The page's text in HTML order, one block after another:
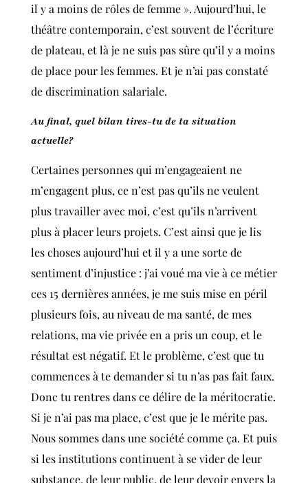
il y a moins de rôles de femme ». Aujourd’hui, le
théâtre contemporain, c’est souvent de l’écriture
de plateau, et là je ne suis pas sûre qu’il y a moins
de place pour les femmes. Et je n’ai pas constaté
de discrimination salariale.
Au final, quel bilan tires-tu de ta situation
actuelle?
Certaines personnes qui m’engageaient ne
m’engagent plus, ce n’est pas qu’ils ne veulent
plus travailler avec moi, c’est qu’ils n’arrivent
plus à placer leurs projets. C’est ainsi que je lis
les choses aujourd’hui et il y a une sorte de
sentiment d’injustice : j’ai voué ma vie à ce métier
ces 15 dernières années, je me suis mise en péril
plusieurs fois, au niveau de ma santé, de mes
relations, ma vie privée en a pris un coup, et le
résultat est négatif. Et le problème, c’est que tu
commences à te demander si tu n’as pas fait faux.
Donc tu rentres dans ce délire de la méritocratie.
Si je n’ai pas ma place, c’est que je le mérite pas.
Nous sommes dans une société comme ça. Et puis
si les institutions continuent à se vider de leur
substance, de leur public, de leur devoir envers la